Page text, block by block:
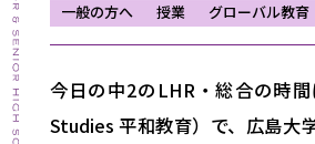
一般の方へ 授業 グローバル教育
今日の中2のLHR・総合の時
Studies 平和教育）で、広島大